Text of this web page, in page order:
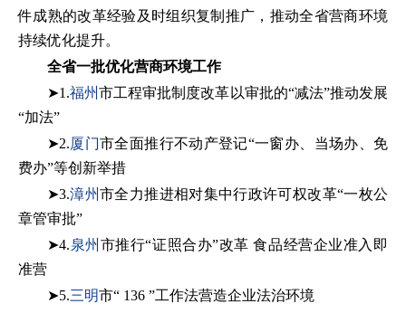
件成熟的改革经验及时组织复制推广，推动全省营商环境
持续优化提升。
全省一批优化营商环境工作
➤1.福州市工程审批制度改革以审批的“减法”推动发展
“加法”
➤2.厦门市全面推行不动产登记“一窗办、当场办、免
费办”等创新举措
➤3.漳州市全力推进相对集中行政许可权改革“一枚公
章管审批”
➤4.泉州 市推行“证照合办”改革 食品经营企业准入即
准营
➤5.三明市“ 136 ”工作法营造企业法治环境